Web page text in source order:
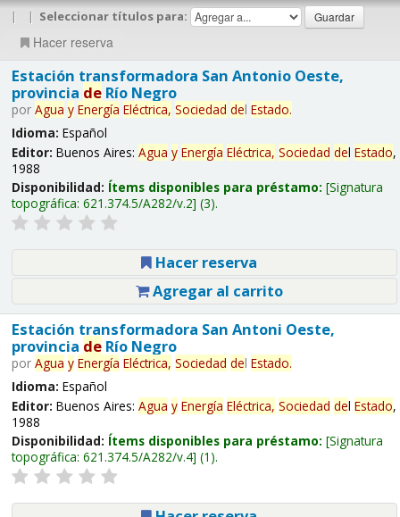
| | Seleccionar títulos para:
Hacer reserva
Estación transformadora San Antonio Oeste,
provincia deRío Negro
por Agua y Energía Eléctrica, Sociedad del Estado.
Idioma: Español
Editor: Buenos Aires: Agua y Energía Eléctrica, Sociedad del Estado,
1988
Disponibilidad: Ítems disponibles para préstamo: Signatura
topográfica: 621.374.5/A282/v.2 (3).
Hacer reserva
Agregar al carrito
Estación transformadora San Antoni Oeste,
provincia deRío Negro
por Agua y Energía Eléctrica, Sociedad del Estado.
Idioma: Español
Editor: Buenos Aires: Agua y Energía Eléctrica, Sociedad del Estado,
1988
Disponibilidad: Ítems disponibles para préstamo: Signatura
topográfica: 621.374.5/A282/v.4 (1).